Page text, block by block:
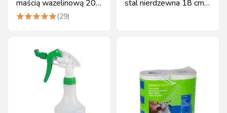
maścią wazelinową 20
szt. Kerbl
(29)
stal nierdzewna 18 cm